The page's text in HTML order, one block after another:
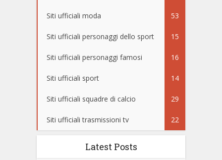
Siti ufficiali moda 53
Siti ufficiali personaggi dello sport 15
Siti ufficiali personaggi famosi 16
Siti ufficiali sport 14
Siti ufficiali squadre di calcio 29
Siti ufficiali trasmissioni tv 22
Latest Posts